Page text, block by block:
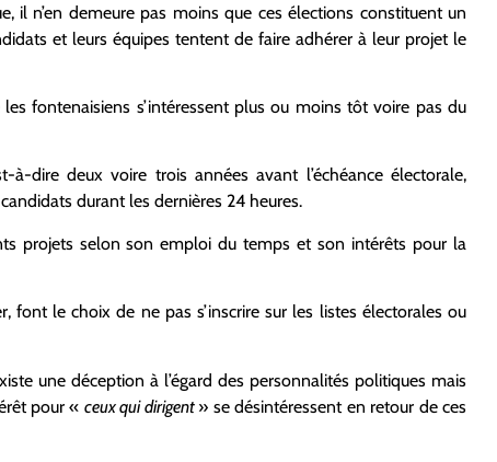
il n’en demeure pas moins que ces élections constituent un
et leurs équipes tentent de faire adhérer à leur projet le
fontenaisiens s’intéressent plus ou moins tôt voire pas du
à-dire deux voire trois années avant l’échéance électorale,
durant les dernières 24 heures.
projets selon son emploi du temps et son intérêts pour la
font le choix de ne pas s’inscrire sur les listes électorales ou
une déception à l’égard des personnalités politiques mais
pour « ceux qui dirigent » se désintéressent en retour de ces